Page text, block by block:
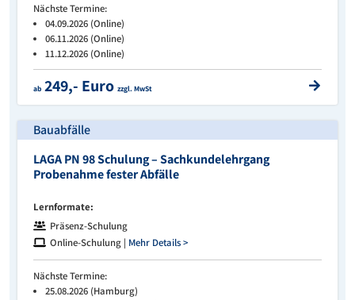
Nächste Termine:
04.09.2026 (Online)
06.11.2026 (Online)
11.12.2026 (Online)
ab 249,- Euro zzgl. MwSt
Bauabfälle
LAGA PN 98 Schulung – Sachkundelehrgang
Probenahme fester Abfälle
Lernformate:
Präsenz-Schulung
Online-Schulung | Mehr Details >
Nächste Termine:
25.08.2026 (Hamburg)